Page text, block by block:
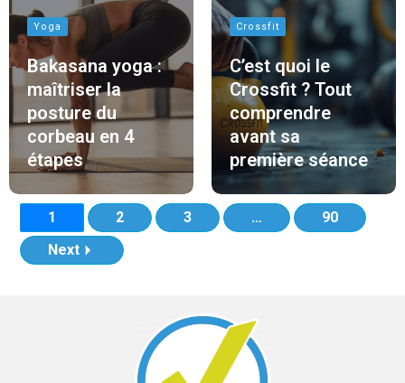
Yoga
Bakasana yoga :
maîtriser la
posture du
corbeau en 4
étapes
Crossfit
C’est quoi le
Crossfit ? Tout
comprendre
avant sa
première séance
1 2 3 …
90
Next